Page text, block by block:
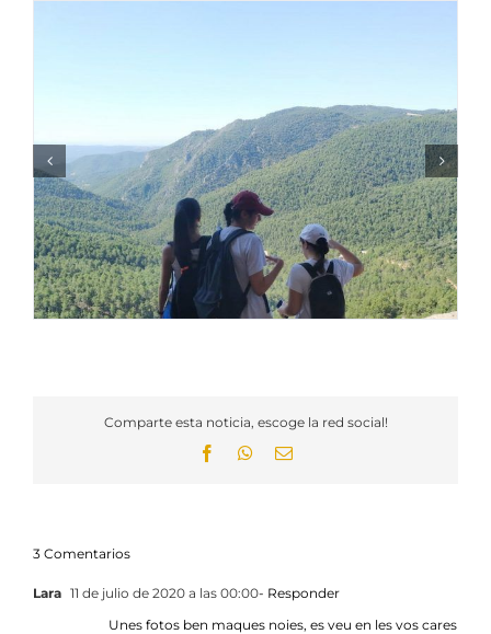
Comparte esta noticia, escoge la red social!
FacebookWhatsApp
Email
3 Comentarios
Lara 11 de julio de 2020 a las 00:00- Responder
Unes fotos ben maques noies, es veu en les vos cares